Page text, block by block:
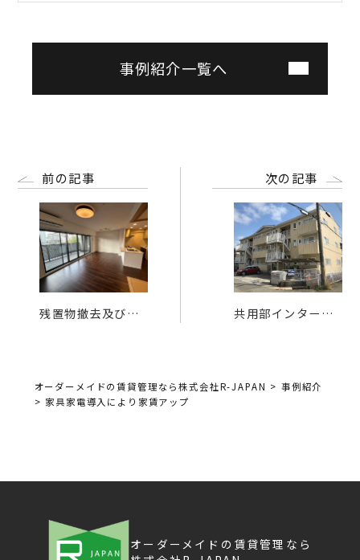
事例紹介一覧へ
前の記事
残置物撤去及び改
次の記事
共用部インターネ
オーダーメイドの賃貸管理なら株式会社R-JAPAN > 事例紹介
> 家具家電導入により家賃アップ
オーダーメイドの賃貸管理なら